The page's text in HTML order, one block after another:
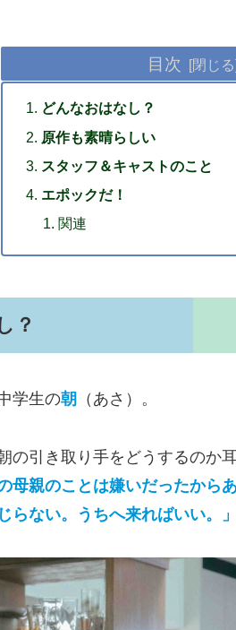
目次
どんなおはなし？
原作も素晴らしい
スタッフ＆キャストのこと
エポックだ！
関連
？
学生の朝 （あさ）。
の引き取り手をどうするのか
の母親のことは嫌いだったから
らない。うちへ来ればいい。」